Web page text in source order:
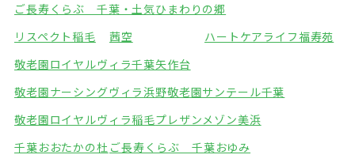
ご長寿くらぶ 千葉・土気ひまわりの郷
リスペクト稲毛
茜空
ハートケアライフ福寿苑
敬老園ロイヤルヴィラ千葉矢作台
敬老園ナーシングヴィラ浜野敬老園サンテール千葉
敬老園ロイヤルヴィラ稲毛プレザンメゾン美浜
千葉おおたかの杜 ご長寿くらぶ 千葉おゆみ